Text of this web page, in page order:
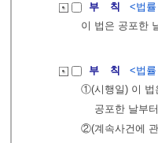
부 칙
<법
이 법은 공포한
부 칙
<법
①(시행일) 이 법
공포한 날부
②(계속사건에